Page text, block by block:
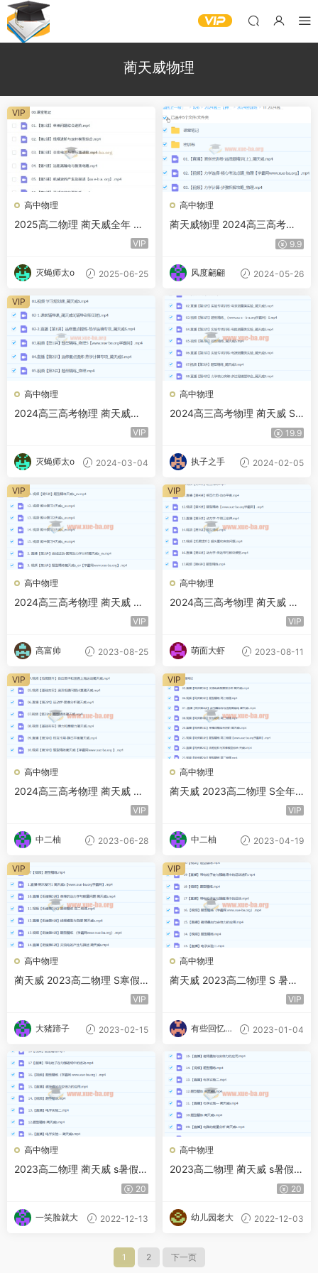
蔺天威物理
高中物理
2025高二物理 蔺天威全年 暑
假班 秋季班 寒假班 春季班 百
VIP
灭蝇师太o 2025-06-25
VIP
高中物理
蔺天威物理 2024高三高考物
9.9
风度翩翩 2024-05-26
高中物理
2024高三高考物理 蔺天威物
VIP
灭蝇师太o 2024-03-04
VIP
高中物理
2024高三高考物理 蔺天威 S
19.9
执子之手 2024-02-05
高中物理
2024高三高考物理 蔺天威 一
VIP
高富帅 2023-08-25
VIP
高中物理
2024高三高考物理 蔺天威 一
VIP
萌面大虾 2023-08-11
VIP
高中物理
2024高三高考物理 蔺天威 一
VIP
中二柚 2023-06-28
VIP
高中物理
蔺天威 2023高二物理 S全年
复习 暑秋寒春合集 百度云网VIP
中二柚 2023-04-19
VIP
高中物理
蔺天威 2023高二物理 S寒假
VIP
大猪蹄子 2023-02-15
VIP
高中物理
蔺天威 2023高二物理 S 暑假
VIP
有些回忆忘
2023-01-04
VIP
高中物理
2023高二物理 蔺天威 s暑假班
25讲完结 秋季班更新18讲 20
一笑脸就大 2022-12-13
高中物理
2023高二物理 蔺天威 s暑假班
25讲完结 秋季班更新16讲 20
幼儿园老大 2022-12-03
1 2 下一页